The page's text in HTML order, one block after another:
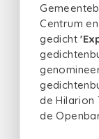
Centrum
gedicht
de Hilarion
de